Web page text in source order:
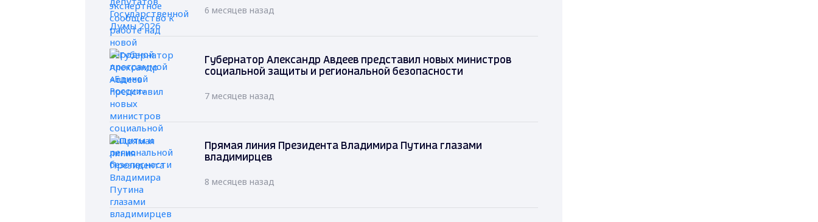
6 месяцев назад
Губернатор Александр Авдеев представил новых министров
социальной защиты и региональной безопасности
7 месяцев назад
Прямая линия Президента Владимира Путина глазами
владимирцев
8 месяцев назад